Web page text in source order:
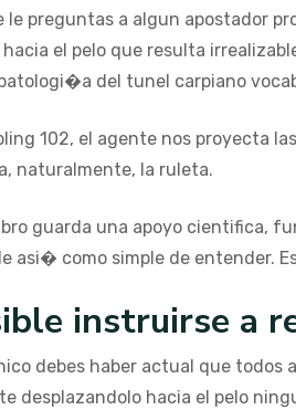
le preguntas a algun apostador
el pelo que resulta
del tunel carpiano
102, el agente nos proyecta
naturalmente, la ruleta.
guarda una apoyo cientifica,
asi� como simple de entender.
instruirse a
debes haber actual que
desplazandolo hacia el pelo